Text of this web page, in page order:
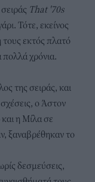
That '70s
Τότε, εκείνος
τους εκτός πλατό
πολλά χρόνια.
της σειράς, και
ο Άστον
η Μίλα σε
ξαναβρέθηκαν το
δεσμεύσεις,